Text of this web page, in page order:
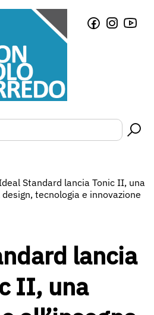
Standard lancia Tonic II, una
tecnologia e innovazione
lancia
II, una